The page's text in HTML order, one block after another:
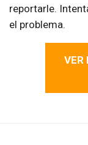
reportarle.
el problema.
VER